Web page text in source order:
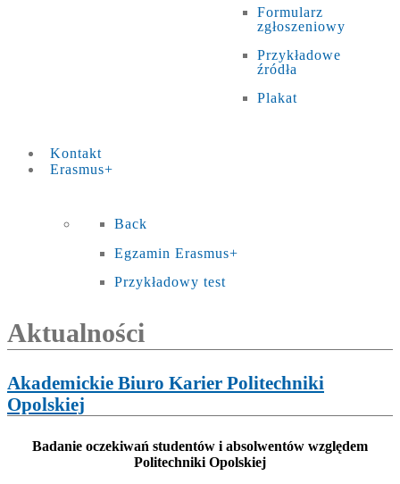
Formularz
zgłoszeniowy
Przykładowe
źródła
Plakat
Kontakt
Erasmus+
Back
Egzamin Erasmus+
Przykładowy test
Aktualności
Akademickie Biuro Karier Politechniki
Opolskiej
Badanie oczekiwań studentów i absolwentów względem
Politechniki Opolskiej